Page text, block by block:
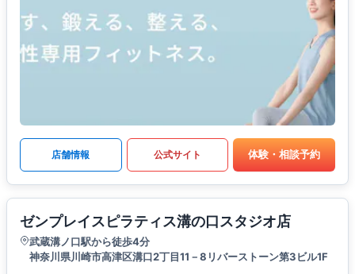
店舗情報 公式サイト 体験・相談予約
ゼンプレイスピラティス溝の口スタジオ店
武蔵溝ノ口駅から徒歩4分
神奈川県川崎市高津区溝口2丁目11－8リバーストーン第3ビル1F